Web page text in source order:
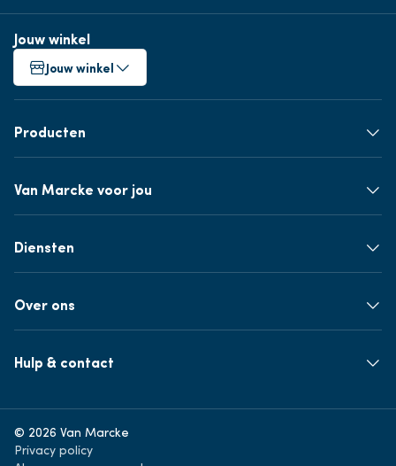
Jouw winkel
Jouw winkel
Producten
Van Marcke voor jou
Diensten
Over ons
Hulp & contact
© 2026 Van Marcke
Privacy policy